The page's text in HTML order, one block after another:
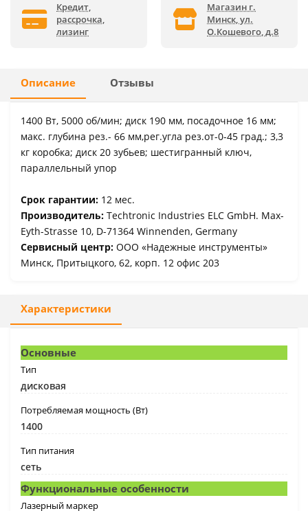
Кредит,
рассрочка,
лизинг
Магазин г.
Минск, ул.
О.Кошевого, д.8
Описание Отзывы
1400 Вт, 5000 об/мин; диск 190 мм, посадочное 16 мм;
макс. глубина рез.- 66 мм,рег.угла рез.от-0-45 град.; 3,3
кг коробка; диск 20 зубьев; шестигранный ключ,
параллельный упор
Срок гарантии: 12 мес.
Производитель: Techtronic Industries ELC GmbH. Max-
Eyth-Strasse 10, D-71364 Winnenden, Germany
Сервисный центр: ООО «Надежные инструменты»
Минск, Притыцкого, 62, корп. 12 офис 203
Характеристики
Основные
Тип
дисковая
Потребляемая мощность (Вт)
1400
Тип питания
сеть
Функциональные особенности
Лазерный маркер